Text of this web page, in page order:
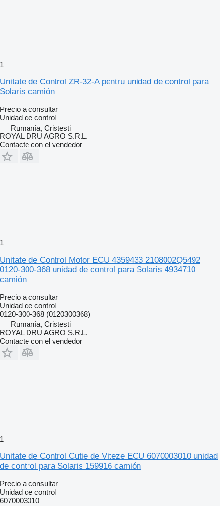
1
Unitate de Control ZR-32-A pentru unidad de control para
Solaris camión
Precio a consultar
Unidad de control
Rumanía, Cristesti
ROYAL DRU AGRO S.R.L.
Contacte con el vendedor
1
Unitate de Control Motor ECU 4359433 2108002Q5492
0120-300-368 unidad de control para Solaris 4934710
camión
Precio a consultar
Unidad de control
0120-300-368 (0120300368)
Rumanía, Cristesti
ROYAL DRU AGRO S.R.L.
Contacte con el vendedor
1
Unitate de Control Cutie de Viteze ECU 6070003010 unidad
de control para Solaris 159916 camión
Precio a consultar
Unidad de control
6070003010